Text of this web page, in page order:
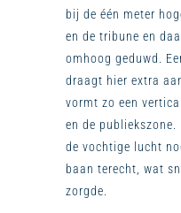
bij de één meter
en de tribune en
omhoog geduwd.
draagt hier extra
vormt zo een
en de
de vochtige lucht
baan terecht, wat
zorgde.